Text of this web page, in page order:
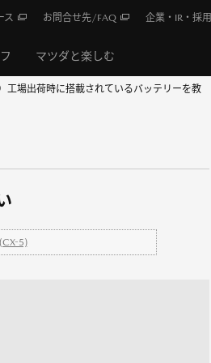
マツダと楽しむ
ス お問合せ先/FAQ 企業・IR・採用
工場出荷時に搭載されているバッテリーを教
5)